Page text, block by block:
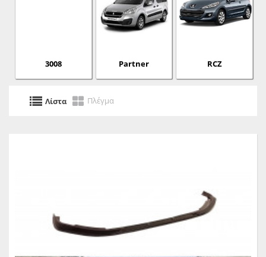
3008 Partner RCZ
Λίστα Πλέγμα